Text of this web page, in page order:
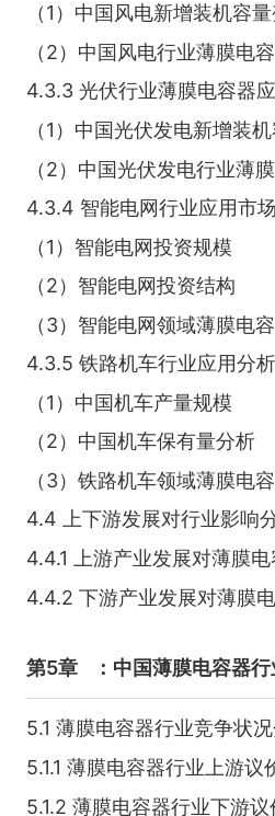
（1）中国风电新增装机容
（2）中国风电行业薄膜电
4.3.3 光伏行业薄膜电容器
（1）中国光伏发电新增装
（2）中国光伏发电行业薄
4.3.4 智能电网行业应用市
（1）智能电网投资规模
（2）智能电网投资结构
（3）智能电网领域薄膜电
4.3.5 铁路机车行业应用分析
（1）中国机车产量规模
（2）中国机车保有量分析
（3）铁路机车领域薄膜电
4.4 上下游发展对行业影响
4.4.1 上游产业发展对薄膜
4.4.2 下游产业发展对薄膜
第5章 ：中国薄膜电容器
5.1 薄膜电容器行业竞争状
5.1.1 薄膜电容器行业上游议
5.1.2 薄膜电容器行业下游议